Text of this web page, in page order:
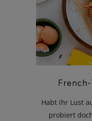
Habt ihr Lust
probiert